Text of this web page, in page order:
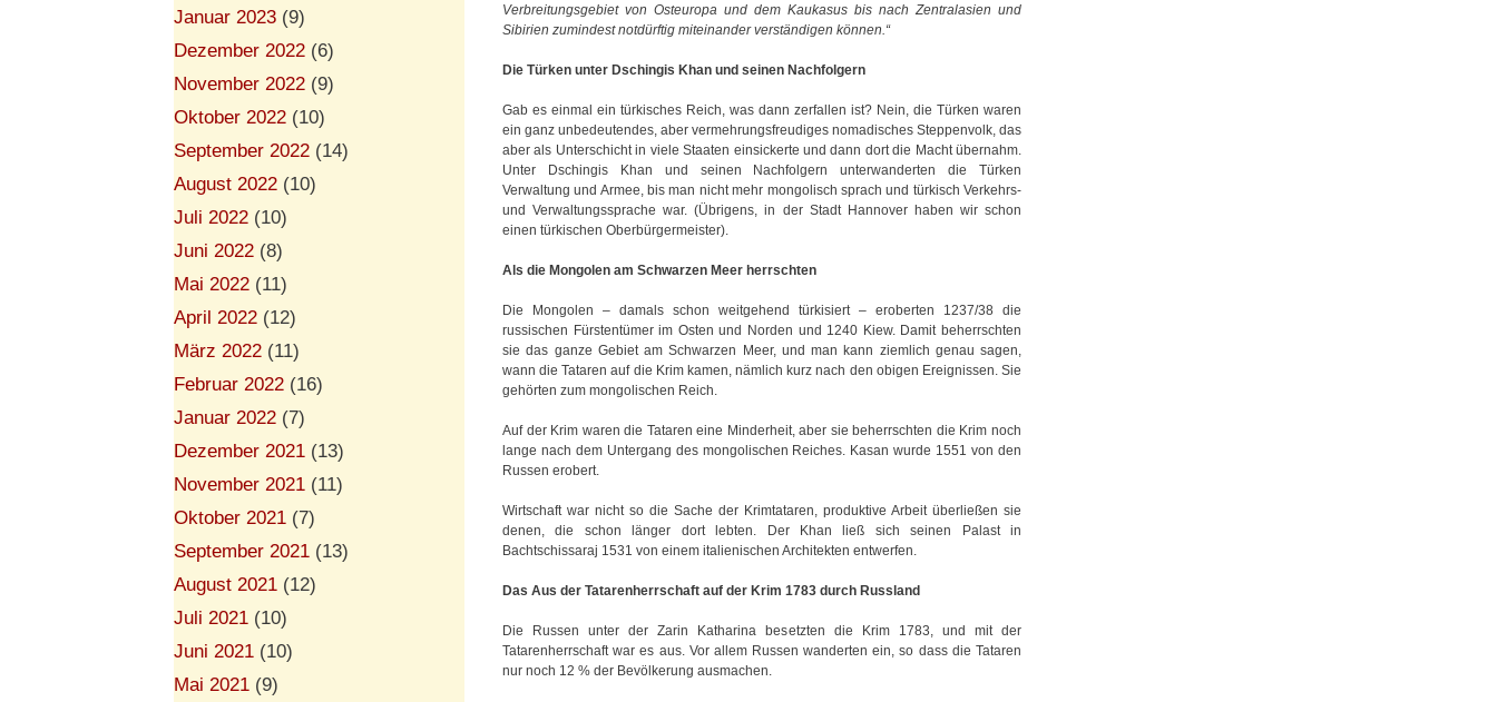
Verbreitungsgebiet von Osteuropa und dem Kaukasus bis nach Zentralasien und
Sibirien zumindest notdürftig miteinander verständigen können.“
Die Türken unter Dschingis Khan und seinen Nachfolgern
Gab es einmal ein türkisches Reich, was dann zerfallen ist? Nein, die Türken waren
ein ganz unbedeutendes, aber vermehrungsfreudiges nomadisches Steppenvolk, das
aber als Unterschicht in viele Staaten einsickerte und dann dort die Macht übernahm.
Unter Dschingis Khan und seinen Nachfolgern unterwanderten die Türken
Verwaltung und Armee, bis man nicht mehr mongolisch sprach und türkisch Verkehrs-
und Verwaltungssprache war. (Übrigens, in der Stadt Hannover haben wir schon
einen türkischen Oberbürgermeister).
Als die Mongolen am Schwarzen Meer herrschten
Die Mongolen – damals schon weitgehend türkisiert – eroberten 1237/38 die
russischen Fürstentümer im Osten und Norden und 1240 Kiew. Damit beherrschten
sie das ganze Gebiet am Schwarzen Meer, und man kann ziemlich genau sagen,
wann die Tataren auf die Krim kamen, nämlich kurz nach den obigen Ereignissen. Sie
gehörten zum mongolischen Reich.
Auf der Krim waren die Tataren eine Minderheit, aber sie beherrschten die Krim noch
lange nach dem Untergang des mongolischen Reiches. Kasan wurde 1551 von den
Russen erobert.
Wirtschaft war nicht so die Sache der Krimtataren, produktive Arbeit überließen sie
denen, die schon länger dort lebten. Der Khan ließ sich seinen Palast in
Bachtschissaraj 1531 von einem italienischen Architekten entwerfen.
Das Aus der Tatarenherrschaft auf der Krim 1783 durch Russland
Die Russen unter der Zarin Katharina besetzten die Krim 1783, und mit der
Tatarenherrschaft war es aus. Vor allem Russen wanderten ein, so dass die Tataren
nur noch 12 % der Bevölkerung ausmachen.
Januar 2023 (9)
Dezember 2022 (6)
November 2022 (9)
Oktober 2022 (10)
September 2022 (14)
August 2022 (10)
Juli 2022 (10)
Juni 2022 (8)
Mai 2022 (11)
April 2022 (12)
März 2022 (11)
Februar 2022 (16)
Januar 2022 (7)
Dezember 2021 (13)
November 2021 (11)
Oktober 2021 (7)
September 2021 (13)
August 2021 (12)
Juli 2021 (10)
Juni 2021 (10)
Mai 2021 (9)